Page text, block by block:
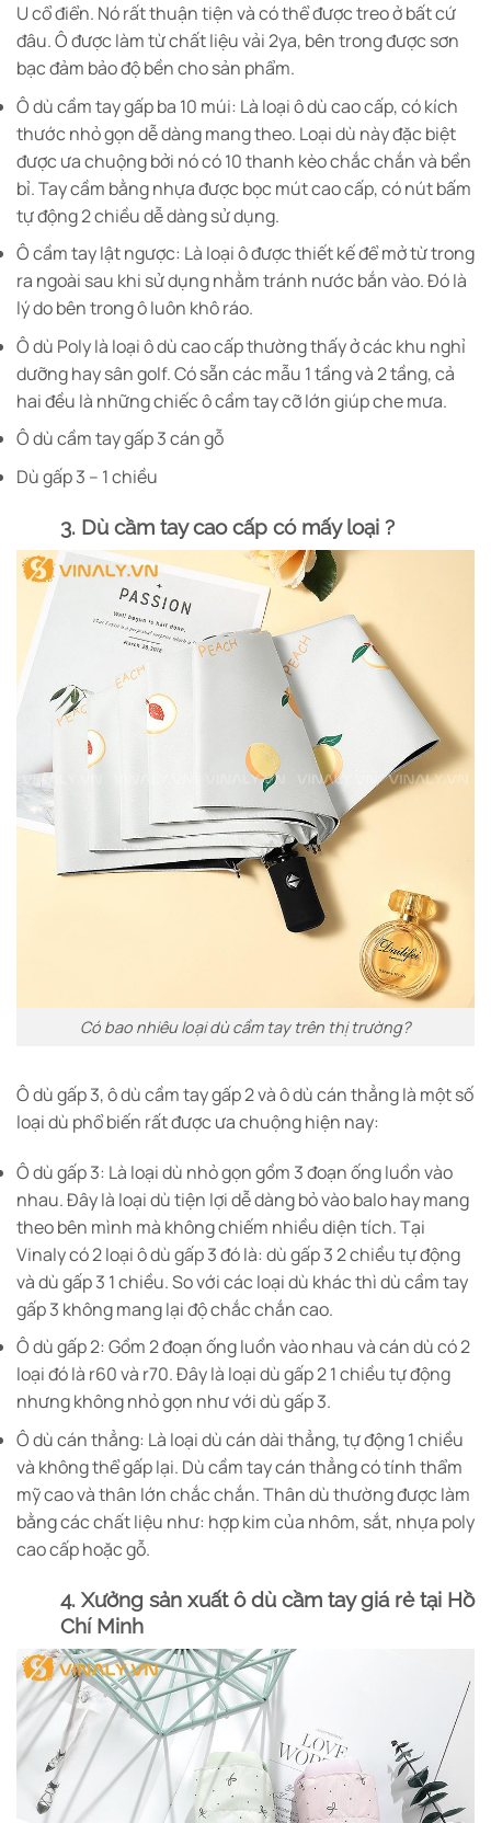
U cổ điển. Nó rất thuận tiện và có thể được treo ở bất cứ
đâu. Ô được làm từ chất liệu vải 2ya, bên trong được sơn
bạc đảm bảo độ bền cho sản phẩm.
Ô dù cầm tay gấp ba 10 múi: Là loại ô dù cao cấp, có kích
thước nhỏ gọn dễ dàng mang theo. Loại dù này đặc biệt
được ưa chuộng bởi nó có 10 thanh kèo chắc chắn và bền
bỉ. Tay cầm bằng nhựa được bọc mút cao cấp, có nút bấm
tự động 2 chiều dễ dàng sử dụng.
Ô cầm tay lật ngược: Là loại ô được thiết kế để mở từ trong
ra ngoài sau khi sử dụng nhằm tránh nước bắn vào. Đó là
lý do bên trong ô luôn khô ráo.
Ô dù Poly là loại ô dù cao cấp thường thấy ở các khu nghỉ
dưỡng hay sân golf. Có sẵn các mẫu 1 tầng và 2 tầng, cả
hai đều là những chiếc ô cầm tay cỡ lớn giúp che mưa.
Ô dù cầm tay gấp 3 cán gỗ
Dù gấp 3 – 1 chiều
3. Dù cầm tay cao cấp có mấy loại ?
Có bao nhiêu loại dù cầm tay trên thị trường?
Ô dù gấp 3, ô dù cầm tay gấp 2 và ô dù cán thẳng là một số
loại dù phổ biến rất được ưa chuộng hiện nay:
Ô dù gấp 3: Là loại dù nhỏ gọn gồm 3 đoạn ống luồn vào
nhau. Đây là loại dù tiện lợi dễ dàng bỏ vào balo hay mang
theo bên mình mà không chiếm nhiều diện tích. Tại
Vinaly có 2 loại ô dù gấp 3 đó là: dù gấp 3 2 chiều tự động
và dù gấp 3 1 chiều. So với các loại dù khác thì dù cầm tay
gấp 3 không mang lại độ chắc chắn cao.
Ô dù gấp 2: Gồm 2 đoạn ống luồn vào nhau và cán dù có 2
loại đó là r60 và r70. Đây là loại dù gấp 2 1 chiều tự động
nhưng không nhỏ gọn như với dù gấp 3.
Ô dù cán thẳng: Là loại dù cán dài thẳng, tự động 1 chiều
và không thể gấp lại. Dù cầm tay cán thẳng có tính thẩm
mỹ cao và thân lớn chắc chắn. Thân dù thường được làm
bằng các chất liệu như: hợp kim của nhôm, sắt, nhựa poly
cao cấp hoặc gỗ.
4. Xưởng sản xuất ô dù cầm tay giá rẻ tại Hồ
Chí Minh